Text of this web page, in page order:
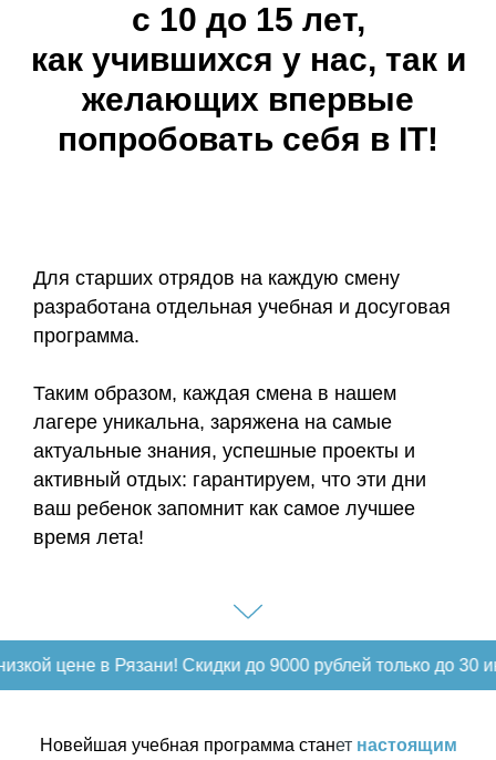
с 10 до 15 лет,
как учившихся у нас, так и
желающих впервые
попробовать себя в IT!
Для старших отрядов на каждую смену
разработана отдельная учебная и досуговая
программа.
Таким образом, каждая смена в нашем
лагере уникальна, заряжена на самые
актуальные знания, успешные проекты и
активный отдых: гарантируем, что эти дни
ваш ребенок запомнит как самое лучшее
время лета!
в Рязани! Скидки до 9000 рублей только до 30 июня!
Новейшая учебная программа станет настоящим